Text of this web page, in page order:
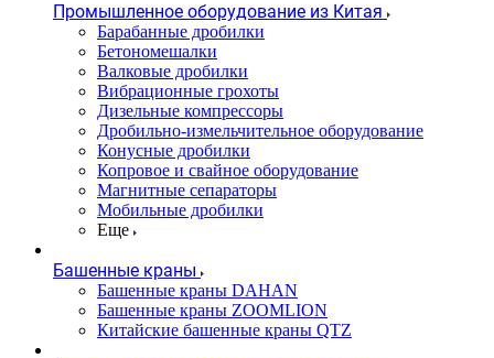
Промышленное оборудование из Китая
Барабанные дробилки
Бетономешалки
Валковые дробилки
Вибрационные грохоты
Дизельные компрессоры
Дробильно-измельчительное оборудование
Конусные дробилки
Копровое и свайное оборудование
Магнитные сепараторы
Мобильные дробилки
Еще
Башенные краны
Башенные краны DAHAN
Башенные краны ZOOMLION
Китайские башенные краны QTZ